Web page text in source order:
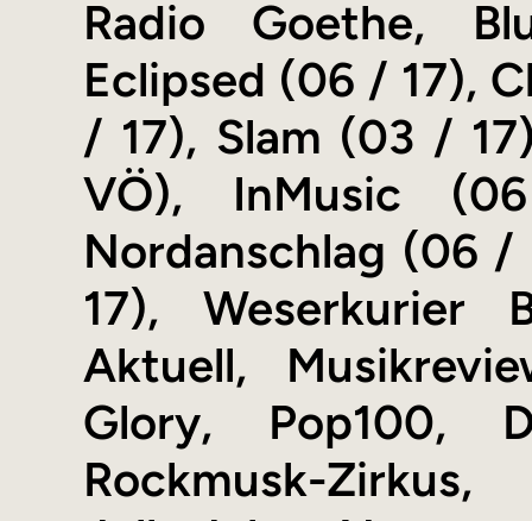
Radio Goethe,
Eclipsed (06 / 17),
/ 17), Slam (03 /
VÖ), InMusic
Nordanschlag (06 /
17), Weserkurier
Aktuell,
Glory, Pop100,
Rockmusk-Zirkus,